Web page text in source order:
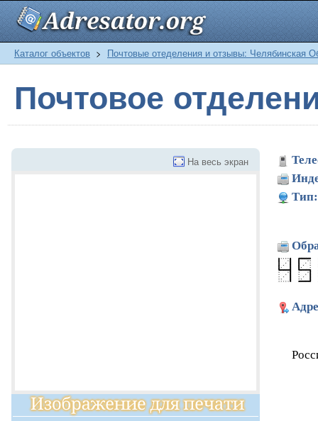
Каталог объектов > Почтовые отеделения и отзывы: Челябинская
Почтовое
На весь экран
Тип: